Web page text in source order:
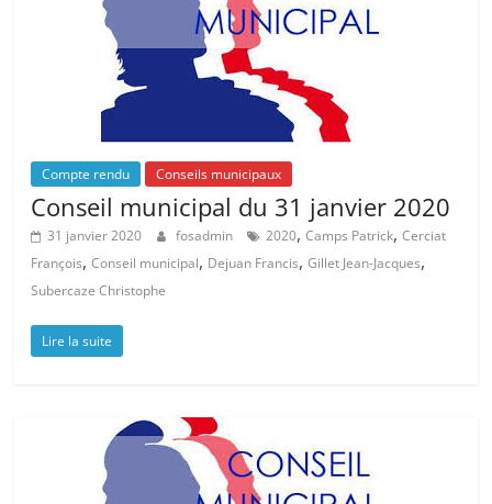
Compte rendu Conseils municipaux
Conseil municipal du 31 janvier 2020
31 janvier 2020 fosadmin 2020,Camps Patrick,Cerciat
François,Conseil municipal, Dejuan Francis,Gillet Jean-Jacques,
Subercaze Christophe
Lire la suite